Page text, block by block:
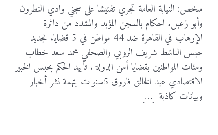
ملخص: النيابة العامة تجري تفتيشا على سجني وادي النطرون
وأبو زعبل. احكام بالسجن المؤبد والمشدد من دائرة
الإرهاب في القاهرة ضد 44 مواطن في 5 قضايا. تجديد
حبس الناشط شريف الروبي والصحفي محمد سعد خطاب
ومئات المواطنين بقضايا أمن الدولة . تأييد الحكم بحبس الخبير
الاقتصادي عبد الخالق فاروق 5سنوات بتهمة نشر أخبار
وبيانات كاذبة […]